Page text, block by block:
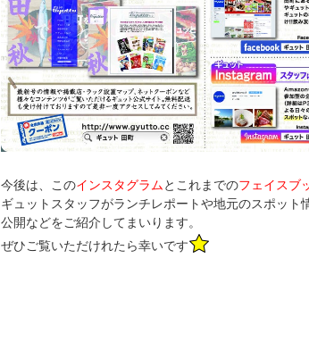
今後は、このインスタグラムとこれまでのフェイスブ
ギュットスタッフがランチレポートや地元のスポッ
公開などをご紹介してまいります。
ぜひご覧いただけれたら幸いです